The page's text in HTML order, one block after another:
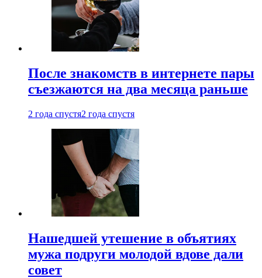
После знакомств в интернете пары
съезжаются на два месяца раньше
2 года спустя2 года спустя
Нашедшей утешение в объятиях
мужа подруги молодой вдове дали
совет